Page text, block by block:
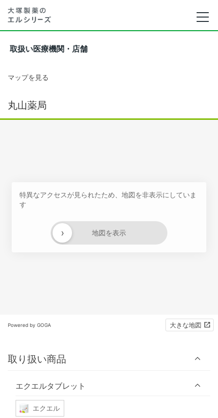
取扱い医療機関・店舗
マップを見る
丸山薬局
特異なアクセスが見られたため、地図を非表示にしていま
す
地図を表示
›
Powered by GOGA 大きな地図
取り扱い商品
エクエルタブレット
エクエル